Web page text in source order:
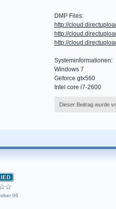
DMP Files:
http://
http://
http://
Systeminformationen:
Windows 7
Geforce gtx560
Intel core i7-2600
Dieser Beitrag wurde
06